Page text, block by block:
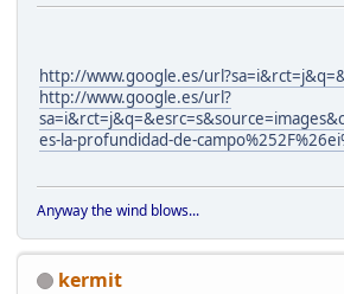
http://www.google.es/
http://www.google.es/url?
es-la-profundidad-de-
Anyway the wind blows...
kermit